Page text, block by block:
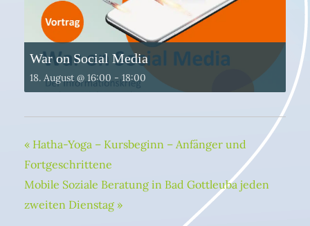
War on Social Media
18. August @ 16:00 - 18:00
« Hatha-Yoga – Kursbeginn – Anfänger und
Fortgeschrittene
Mobile Soziale Beratung in Bad Gottleuba jeden
zweiten Dienstag »